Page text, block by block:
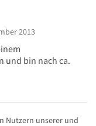
2013
und bin nach ca.
Nutzern unserer und